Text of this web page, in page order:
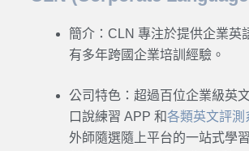
簡介：CLN 專注於提供企業英
有多年跨國企業培訓經驗。
公司特色：超過百位企業級英
口說練習 APP 和各類英文評測
外師隨選隨上平台的一站式學